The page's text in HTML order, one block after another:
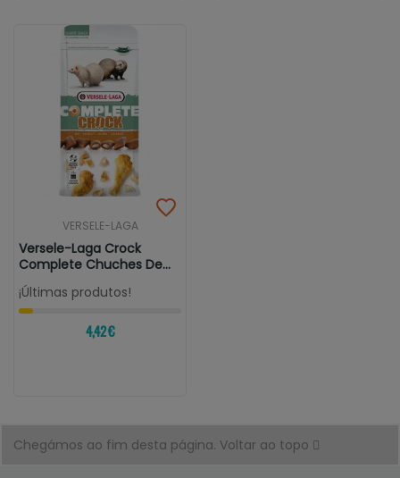
VERSELE-LAGA
Versele-Laga Crock
Complete Chuches De
Pollo Para...
¡Últimas produtos!
4,42 €
Chegámos ao fim desta página. Voltar ao topo